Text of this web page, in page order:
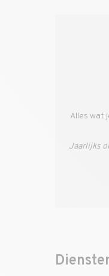
Alles wat
Jaarlijks